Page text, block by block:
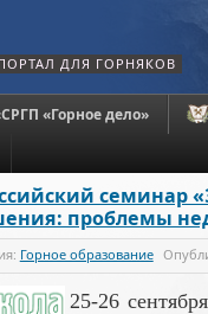
ДЛЯ ГОРНЯКОВ
«Горное дело»
семинар
проблемы
Горное образование
25-26